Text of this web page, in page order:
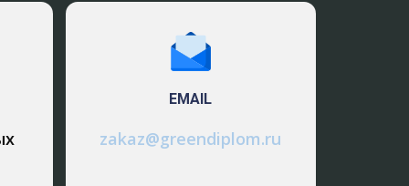
2 H 5 OC 2 H 5 + C 2 H 5 OSO 3 H, (C 2
сернокислой гидратации по
неконцентрированного
Среди них можно отметить
EMAIL
zakaz@greendiplom.ru